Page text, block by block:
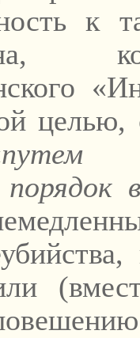
к
,
целью,
путем